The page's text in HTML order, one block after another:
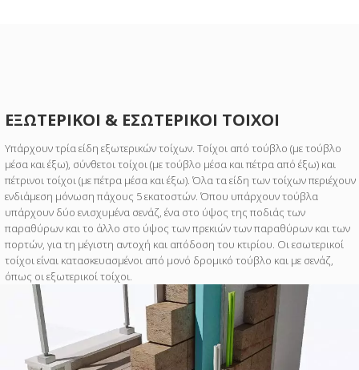
ΕΞΩΤΕΡΙΚΟΙ & ΕΣΩΤΕΡΙΚΟΙ ΤΟΙΧΟΙ
Υπάρχουν τρία είδη εξωτερικών τοίχων. Τοίχοι από τούβλο (με τούβλο
μέσα και έξω), σύνθετοι τοίχοι (με τούβλο μέσα και πέτρα από έξω) και
πέτρινοι τοίχοι (με πέτρα μέσα και έξω). Όλα τα είδη των τοίχων περιέχουν
ενδιάμεση μόνωση πάχους 5 εκατοστών. Όπου υπάρχουν τούβλα
υπάρχουν δύο ενισχυμένα σενάζ, ένα στο ύψος της ποδιάς των
παραθύρων και το άλλο στο ύψος των πρεκιών των παραθύρων και των
πορτών, για τη μέγιστη αντοχή και απόδοση του κτιρίου. Οι εσωτερικοί
τοίχοι είναι κατασκευασμένοι από μονό δρομικό τούβλο και με σενάζ,
όπως οι εξωτερικοί τοίχοι.